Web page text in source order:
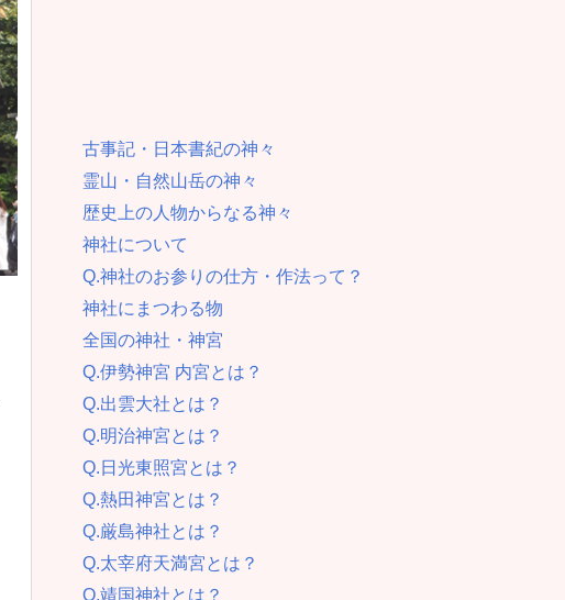
古事記・日本書紀の神々
霊山・自然山岳の神々
歴史上の人物からなる神々
神社について
Q.神社のお参りの仕方・作法って？
神社にまつわる物
全国の神社・神宮
Q.伊勢神宮 内宮とは？
Q.出雲大社とは？
Q.明治神宮とは？
Q.日光東照宮とは？
Q.熱田神宮とは？
Q.厳島神社とは？
Q.太宰府天満宮とは？
Q.靖国神社とは？